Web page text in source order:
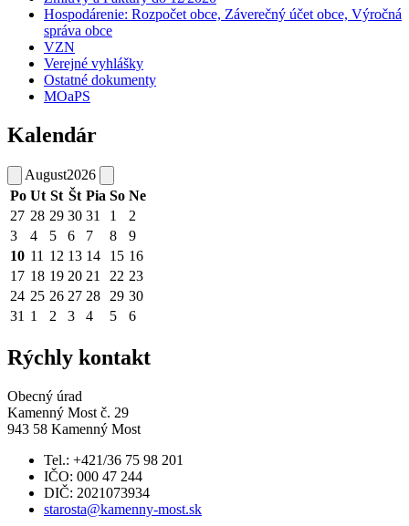
Hospodárenie: Rozpočet obce, Záverečný účet obce, Výročná
správa obce
VZN
Verejné vyhlášky
Ostatné dokumenty
MOaPS
Kalendár
August2026
Po Ut St Št Pia So Ne
27 28 29 30 31 1
2
3
4 5 6 7 8
9
10 11 12 13 14 15 16
17 18 19 20 21 22 23
24 25 26 27 28 29 30
31 1 2 3 4 5 6
Rýchly kontakt
Obecný úrad
Kamenný Most č. 29
943 58 Kamenný Most
Tel.: +421/36 75 98 201
IČO: 000 47 244
DIČ: 2021073934
starosta@kamenny-most.sk